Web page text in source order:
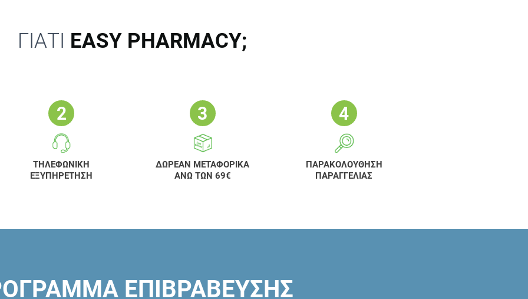
ΓΙΑΤΙ EASY PHARMACY;
ΤΗΛΕΦΩΝΙΚΗ
ΕΞΥΠΗΡΕΤΗΣΗ
ΔΩΡΕΑΝ ΜΕΤΑΦΟΡΙΚΑ
ΑΝΩ ΤΩΝ 69€
ΠΑΡΑΚΟΛΟΥΘΗΣΗ
ΠΑΡΑΓΓΕΛΙΑΣ
ΕΠΙΒΡΑΒΕΥΣΗΣ